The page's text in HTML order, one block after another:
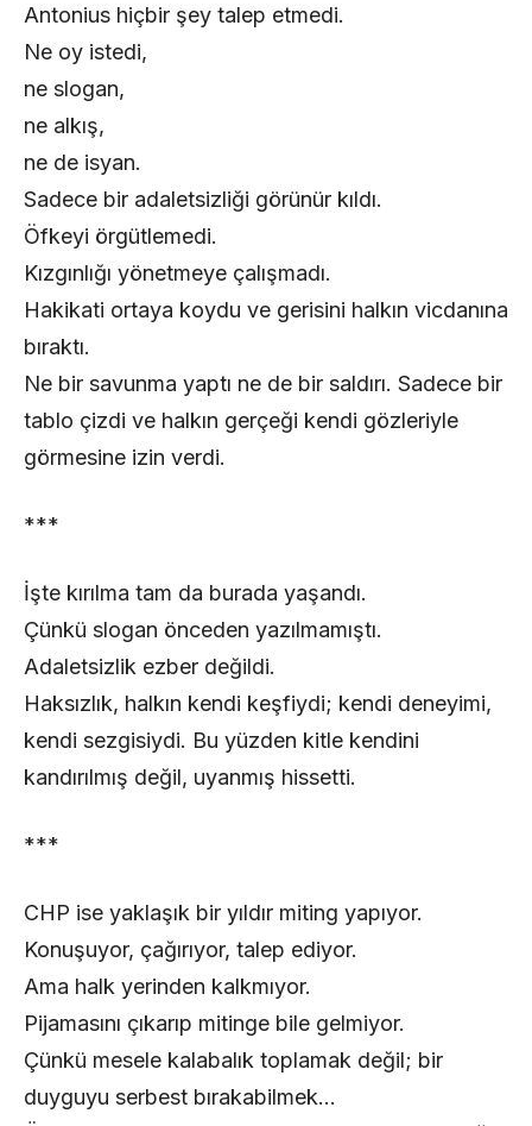
Antonius hiçbir şey talep etmedi.
Ne oy istedi,
ne slogan,
ne alkış,
ne de isyan.
Sadece bir adaletsizliği görünür kıldı.
Öfkeyi örgütlemedi.
Kızgınlığı yönetmeye çalışmadı.
Hakikati ortaya koydu ve gerisini halkın vicdanına
bıraktı.
Ne bir savunma yaptı ne de bir saldırı. Sadece bir
tablo çizdi ve halkın gerçeği kendi gözleriyle
görmesine izin verdi.
***
İşte kırılma tam da burada yaşandı.
Çünkü slogan önceden yazılmamıştı.
Adaletsizlik ezber değildi.
Haksızlık, halkın kendi keşfiydi; kendi deneyimi,
kendi sezgisiydi. Bu yüzden kitle kendini
kandırılmış değil, uyanmış hissetti.
***
CHP ise yaklaşık bir yıldır miting yapıyor.
Konuşuyor, çağırıyor, talep ediyor.
Ama halk yerinden kalkmıyor.
Pijamasını çıkarıp mitinge bile gelmiyor.
Çünkü mesele kalabalık toplamak değil; bir
duyguyu serbest bırakabilmek…